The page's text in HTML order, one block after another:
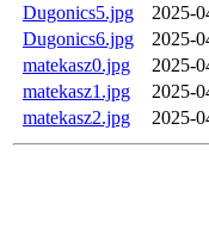
Dugonics5.jpg
2025-
Dugonics6.jpg
2025-
matekasz0.jpg
2025-
matekasz1.jpg
2025-
matekasz2.jpg
2025-